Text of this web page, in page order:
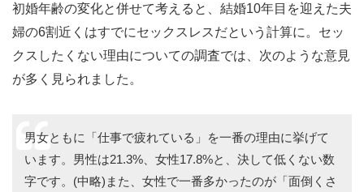
初婚年齢の変化と併せて考えると、結婚10年目を迎えた夫
婦の6割近くはすでにセックスレスだという計算に。セッ
クスしたくない理由についての調査では、次のような意見
が多く見られました。
男女ともに「仕事で疲れている」を一番の理由に挙げて
います。男性は21.3%、女性17.8%と、決して低くない数
字です。(中略)また、女性で一番多かったのが「面倒くさ